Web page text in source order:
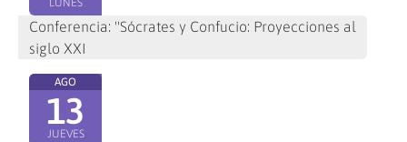
LUNES
Conferencia: "Sócrates y Confucio: Proyecciones al
siglo XXI
AGO
13
JUEVES